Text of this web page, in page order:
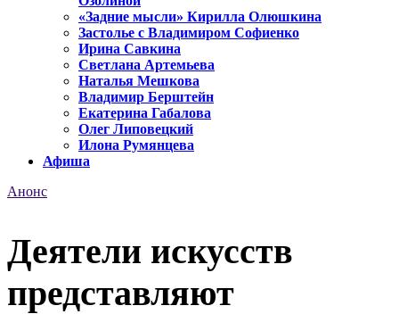
«Задние мысли» Кирилла Олюшкина
Застолье с Владимиром Софиенко
Ирина Савкина
Светлана Артемьева
Наталья Мешкова
Владимир Берштейн
Екатерина Габалова
Олег Липовецкий
Илона Румянцева
Афиша
Анонс
Деятели искусств
представляют